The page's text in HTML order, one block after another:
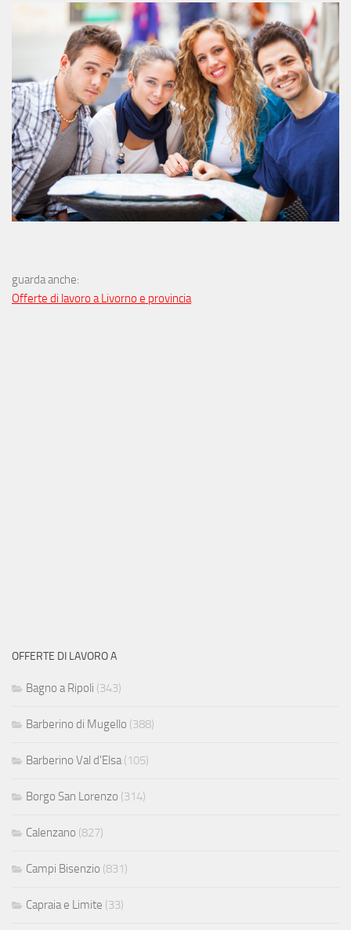
guarda anche:
Offerte di lavoro a Livorno e provincia
OFFERTE DI LAVORO A
Bagno a Ripoli (343)
Barberino di Mugello (388)
Barberino Val d'Elsa(105)
Borgo San Lorenzo (314)
Calenzano (827)
Campi Bisenzio (831)
Capraia e Limite (33)